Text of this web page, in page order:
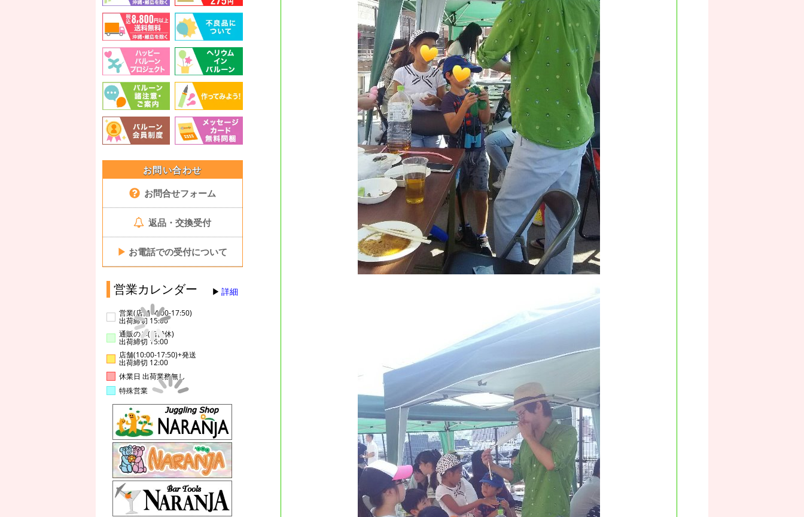
お問い合わせ
お問合せフォーム
返品・交換受付
▶ お電話での受付について
営業カレンダー 詳細
営業(店舗14:00-17:50)
出荷締切 15:00
通販のみ(店舗休)
出荷締切 15:00
店舗(10:00-17:50)+発送
出荷締切 12:00
休業日 出荷業務無し
特殊営業